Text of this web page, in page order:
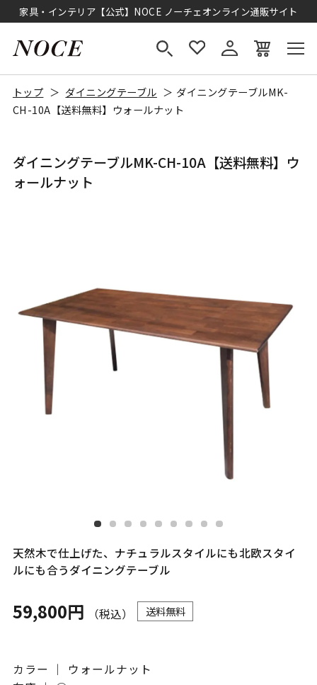
家具・インテリア【公式】NOCE ノーチェオンライン通販サイト
トップ ダイニングテーブル
ダイニングテーブルMK-
CH-10A【送料無料】ウォールナット
ダイニングテーブルMK-CH-10A【送料無料】ウ
ォールナット
天然木で仕上げた、ナチュラルスタイルにも北欧スタイ
ルにも合うダイニングテーブル
59,800円 （税込） 送料無料
カラー ｜ ウォールナット